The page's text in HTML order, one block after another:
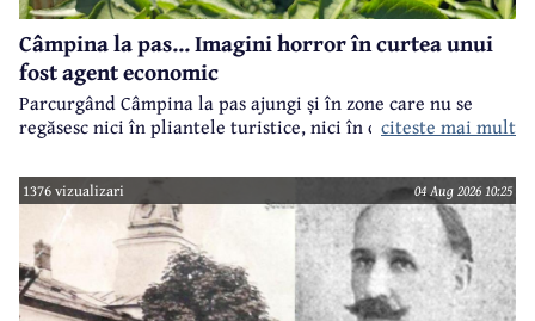
Câmpina la pas... Imagini horror în curtea unui
fost agent economic
Parcurgând Câmpina la pas ajungi și în zone care nu se
regăsesc nici în pliantele turistice, nici în cele.. electorale.
citeste mai mult
1376 vizualizari 04 Aug 2026 10:25